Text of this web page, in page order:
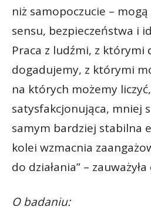
niż samopoczucie –
sensu, bezpieczeństwa i
Praca z ludźmi, z którymi
dogadujemy, z którymi
na których możemy
satysfakcjonująca, mniej
samym bardziej stabilna
kolei wzmacnia
do działania” –
O badaniu: